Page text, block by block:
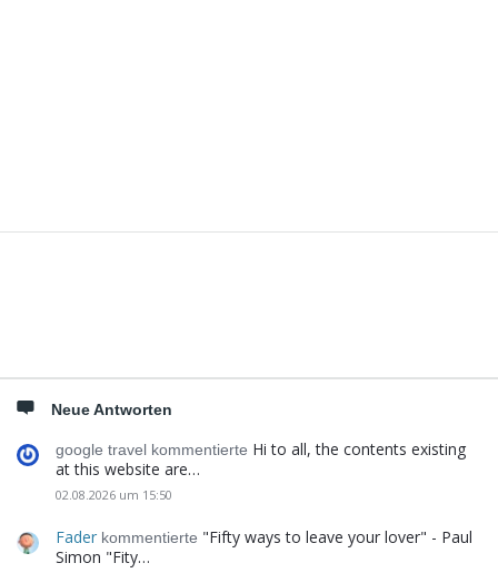
Neue Antworten
google travel kommentierte Hi to all, the contents existing
at this website are…
02.08.2026 um 15:50
Fader kommentierte "Fifty ways to leave your lover" - Paul
Simon "Fity…